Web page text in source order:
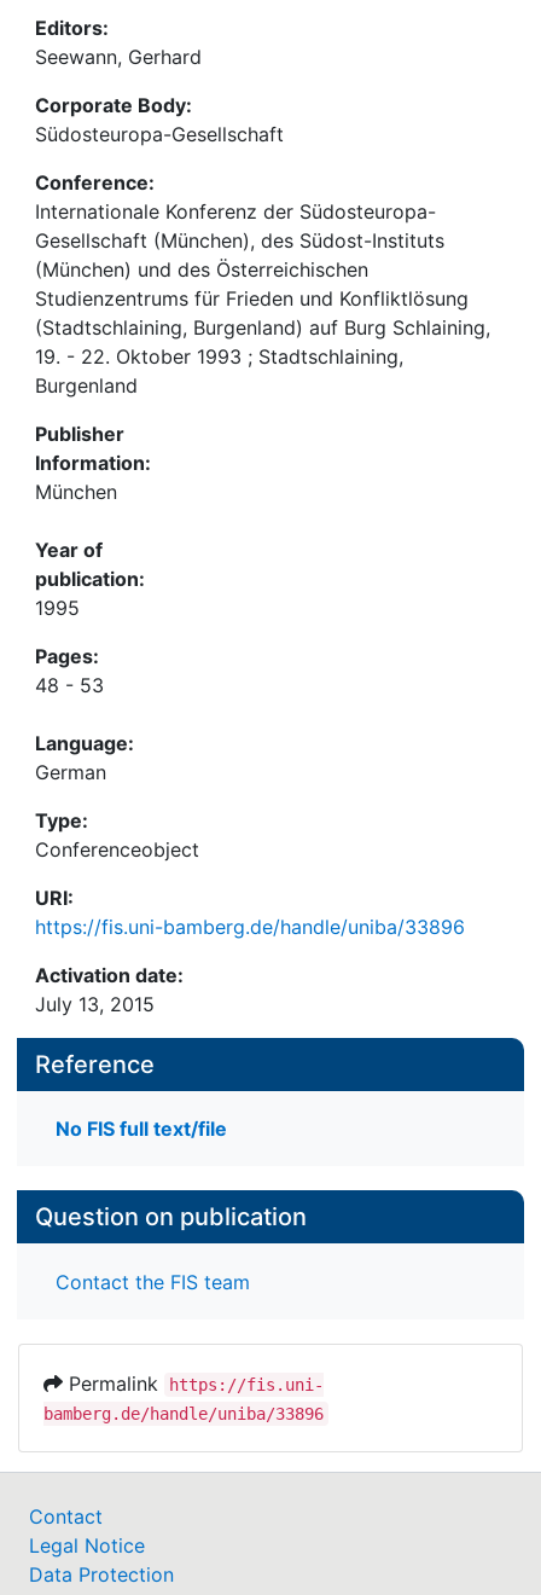
Editors:
Seewann, Gerhard
Corporate Body:
Südosteuropa-Gesellschaft
Conference:
Internationale Konferenz der Südosteuropa-
Gesellschaft (München), des Südost-Instituts
(München) und des Österreichischen
Studienzentrums für Frieden und Konfliktlösung
(Stadtschlaining, Burgenland) auf Burg Schlaining,
19. - 22. Oktober 1993 ; Stadtschlaining,
Burgenland
Publisher
Information:
München
Year of
publication:
1995
Pages:
48 - 53
Language:
German
Type:
Conferenceobject
URI:
https://fis.uni-bamberg.de/handle/uniba/33896
Activation date:
July 13, 2015
Reference
No FIS full text/file
Question on publication
Contact the FIS team
Permalink
https://fis.uni-
bamberg.de/handle/uniba/33896
Contact
Legal Notice
Data Protection